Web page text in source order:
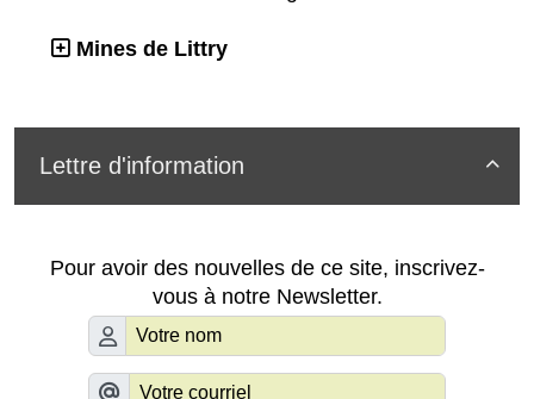
Mines de Littry

Lettre d'information
Pour avoir des nouvelles de ce site, inscrivez-
vous à notre Newsletter.